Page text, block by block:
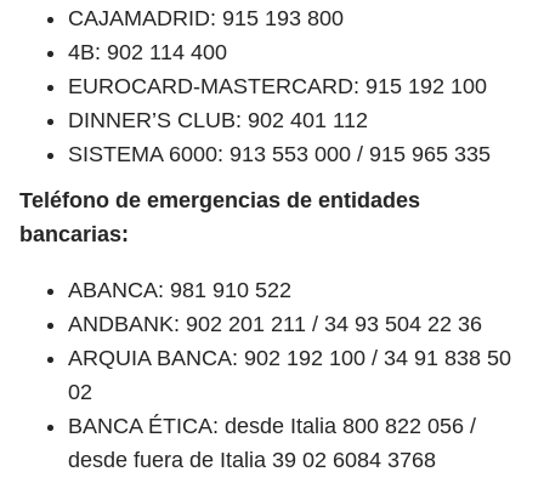
CAJAMADRID: 915 193 800
4B: 902 114 400
EUROCARD-MASTERCARD: 915 192 100
DINNER’S CLUB: 902 401 112
SISTEMA 6000: 913 553 000 / 915 965 335
Teléfono de emergencias de entidades
bancarias:
ABANCA: 981 910 522
ANDBANK: 902 201 211 / 34 93 504 22 36
ARQUIA BANCA: 902 192 100 / 34 91 838 50
02
BANCA ÉTICA: desde Italia 800 822 056 /
desde fuera de Italia 39 02 6084 3768